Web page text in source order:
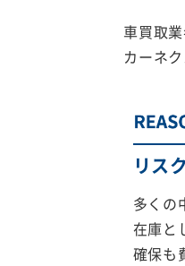
車買取
カーネ
リス
多くの
在庫と
確保も